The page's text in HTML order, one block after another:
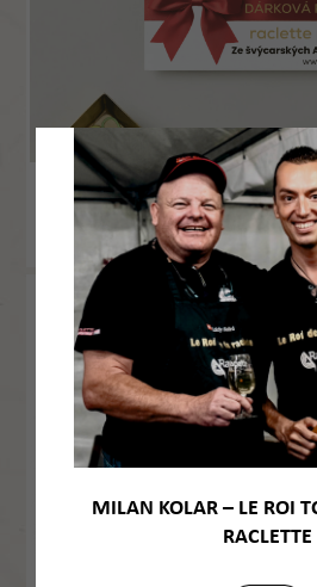
MILAN KOLAR – LE ROI
RACLETTE
56.17 € sans TVA / ks
67.96 €avec TVA / ks
Location d’appareil à
1503